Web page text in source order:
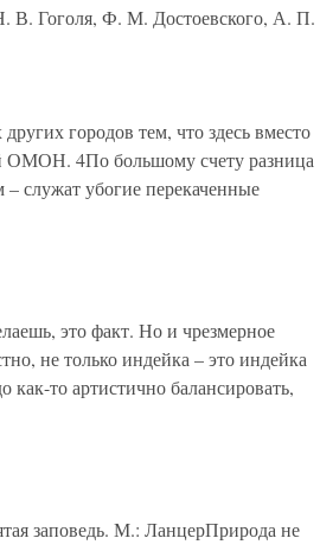
В. Гоголя, Ф. М. Достоевского, А. П.
городов тем, что здесь вместо
ОМОН. 4По большому счету разница
убогие перекаченные
это факт. Но и чрезмерное
не только индейка – это индейка
то артистично балансировать,
заповедь. М.: ЛанцерПрирода не